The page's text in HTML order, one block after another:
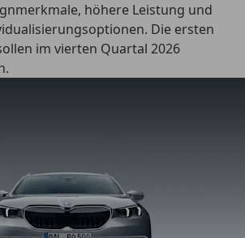
höhere Leistung und
Die ersten
im vierten Quartal 2026